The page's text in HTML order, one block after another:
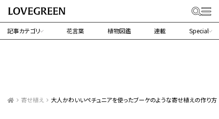
記事カテゴリ 花言葉 植物図鑑 連載 Special
寄せ植え 大人かわいいペチュニアを使ったブーケのような寄せ植えの作り方